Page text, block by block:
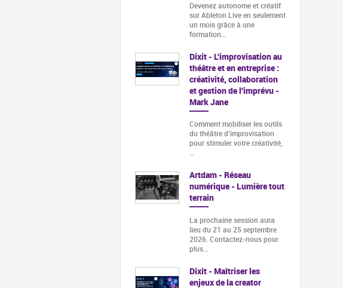
Devenez autonome et créatif
sur Ableton Live en seulement
un mois grâce à une
formation…
Dixit - L'improvisation au
théâtre et en entreprise :
créativité, collaboration
et gestion de l'imprévu -
Mark Jane
Comment mobiliser les outils
du théâtre d’improvisation
pour stimuler votre créativité,
…
Artdam - Réseau
numérique - Lumière tout
terrain
La prochaine session aura
lieu du 21 au 25 septembre
2026. Contactez-nous pour
plus…
Dixit - Maîtriser les
enjeux de la creator